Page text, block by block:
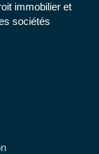
immobilier et
sociétés